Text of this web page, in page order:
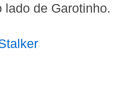
lado de Garotinho.